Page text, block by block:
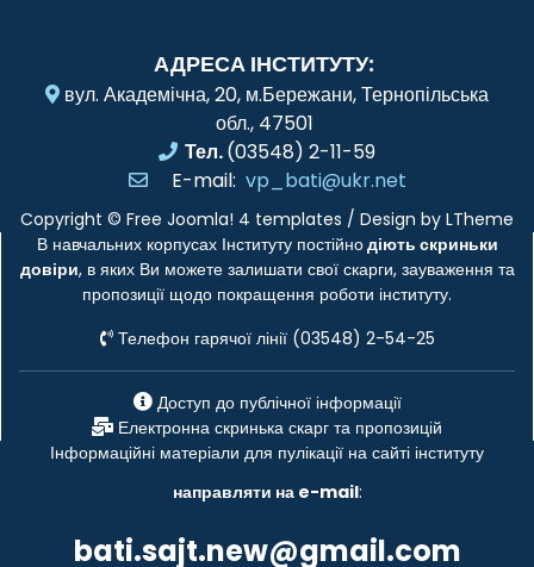
АДРЕСА ІНСТИТУТУ:
вул. Академічна, 20, м.Бережани, Тернопільська
обл., 47501
Тел.(03548) 2-11-59
E-mail: vp_bati@ukr.net
Copyright © Free Joomla! 4 templates / Design by LTheme
В навчальних корпусах Інституту постійнодіють скриньки
довіри, в яких Ви можете залишати свої скарги, зауваження та
пропозиції щодо покращення роботи інституту.
Телефон гарячої лінії (03548) 2-54-25
Доступ до публічної інформації
Електронна скринька скарг та пропозицій
Інформаційні матеріали для пулікації на сайті інституту
направляти на e-mail:
bati.sajt.new@gmail.com